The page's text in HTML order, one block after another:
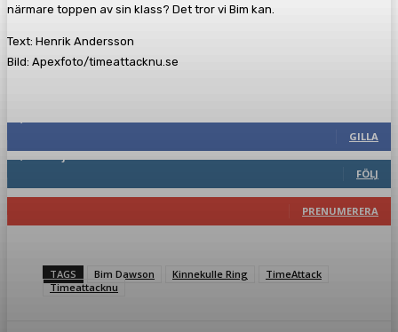
närmare toppen av sin klass? Det tror vi Bim kan.
Text: Henrik Andersson
Bild: Apexfoto/timeattacknu.se
GILLA
FÖLJ
PRENUMERERA
TAGS Bim Dawson Kinnekulle Ring
TimeAttack
Timeattacknu